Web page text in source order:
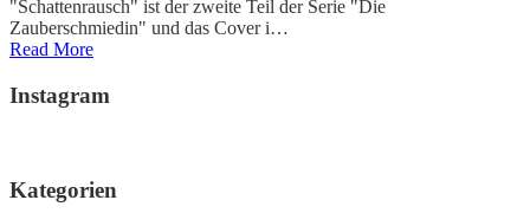
"Schattenrausch" ist der zweite Teil der Serie "Die
Zauberschmiedin" und das Cover i…
Read More
Instagram
Kategorien